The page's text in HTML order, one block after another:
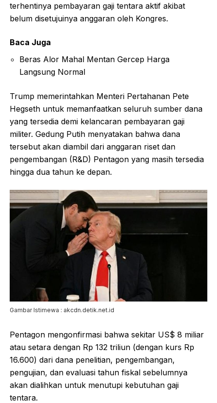
terhentinya pembayaran gaji tentara aktif akibat
belum disetujuinya anggaran oleh Kongres.
Baca Juga
Beras Alor Mahal Mentan Gercep Harga
Langsung Normal
Trump memerintahkan Menteri Pertahanan Pete
Hegseth untuk memanfaatkan seluruh sumber dana
yang tersedia demi kelancaran pembayaran gaji
militer. Gedung Putih menyatakan bahwa dana
tersebut akan diambil dari anggaran riset dan
pengembangan (R&D) Pentagon yang masih tersedia
hingga dua tahun ke depan.
Gambar Istimewa : akcdn.detik.net.id
Pentagon mengonfirmasi bahwa sekitar US$ 8 miliar
atau setara dengan Rp 132 triliun (dengan kurs Rp
16.600) dari dana penelitian, pengembangan,
pengujian, dan evaluasi tahun fiskal sebelumnya
akan dialihkan untuk menutupi kebutuhan gaji
tentara.